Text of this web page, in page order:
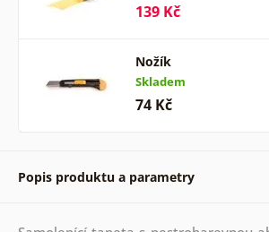
139 Kč
Nožík
Skladem
74 Kč
Popis produktu a parametry